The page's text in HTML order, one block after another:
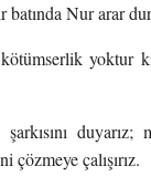
Nur arar
yoktur
çalışırız.